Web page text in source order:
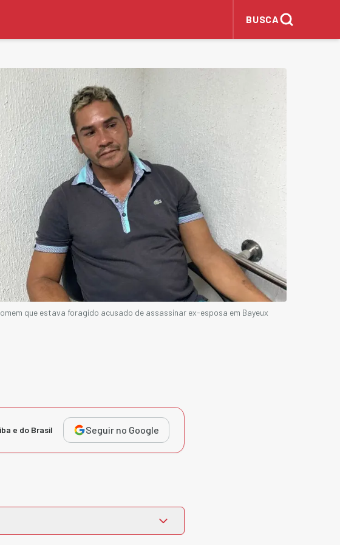
BUSCA
que estava foragido acusado de assassinar ex-esposa em Bayeux
e do Brasil Seguir no Google